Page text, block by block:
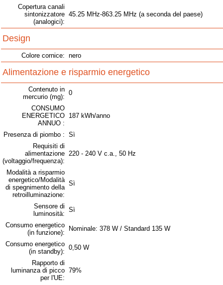
Copertura canali
sintonizzatore
(analogici):
45.25 MHz-863.25 MHz (a seconda del paese)
Design
Colore cornice: nero
Alimentazione e risparmio energetico
Contenuto in
mercurio (mg):
0
CONSUMO
ENERGETICO
ANNUO :
187 kWh/anno
Presenza di piombo : Sì
Requisiti di
alimentazione
(voltaggio/frequenza):
220 - 240 V c.a., 50 Hz
Modalità a risparmio
energetico/Modalità
di spegnimento della
retroilluminazione:
Sì
Sensore di
luminosità:
Sì
Consumo energetico
(in funzione):
Nominale: 378 W / Standard 135 W
Consumo energetico
(in standby):
0,50 W
Rapporto di
luminanza di picco
per l'UE:
79%